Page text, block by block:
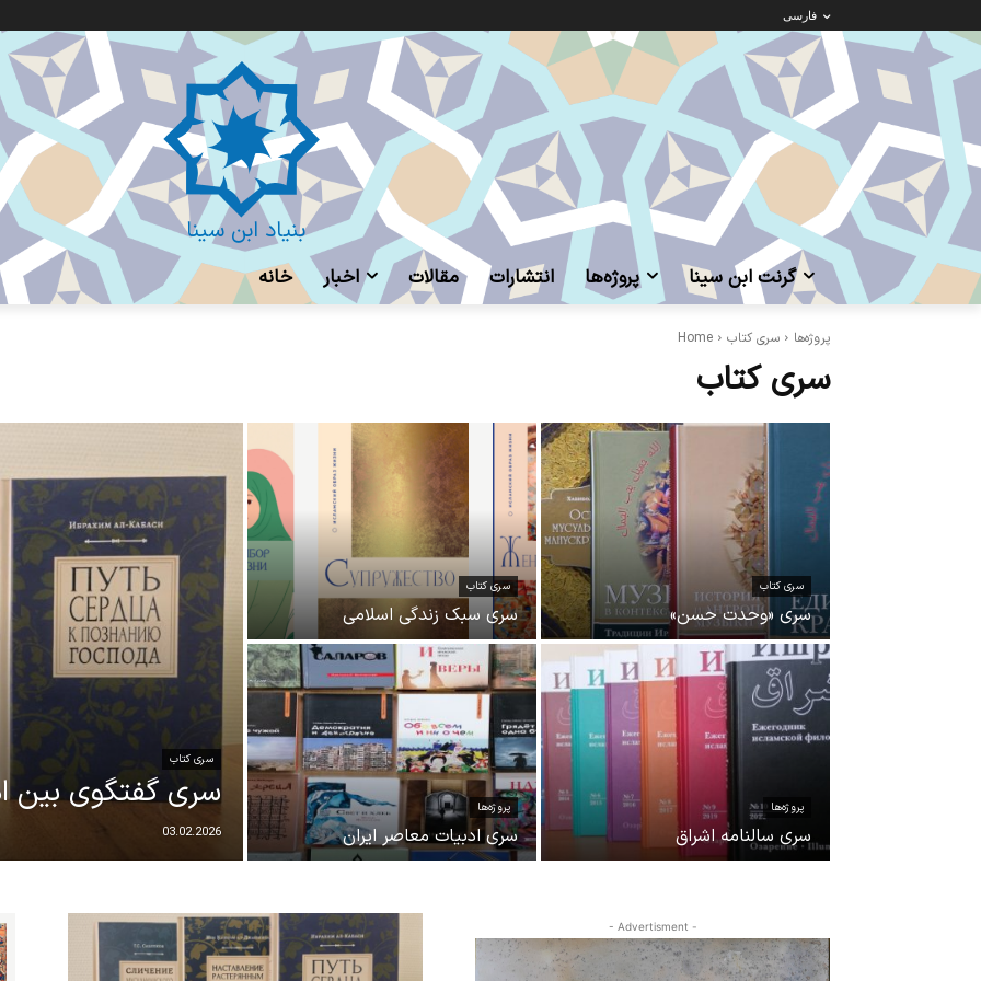
فارسی
بنیاد ابن سینا
خانه اخبار مقالات انتشارات پروژه‌ها گرنت ابن‌ سینا
Home پروژه‌ها سری کتاب
سری کتاب
سری کتاب
سری گفتگوی بین
03.02.2026
سری کتاب
سری سبک زندگی اسلامی
سری کتاب
سری «وحدت حسن»
پروژه‌ها
سری ادبیات معاصر ایران
پروژه‌ها
سری سالنامه اشراق
- Advertisment -